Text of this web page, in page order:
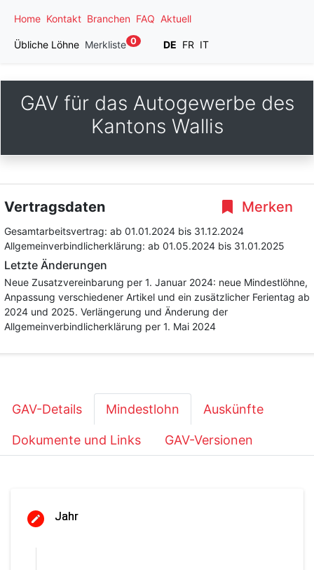
Home Kontakt Branchen FAQ Aktuell
Übliche Löhne Merkliste 0 DE FR IT
GAV für das Autogewerbe des
Kantons Wallis
Merken
Vertragsdaten
Gesamtarbeitsvertrag: ab 01.01.2024 bis 31.12.2024
Allgemeinverbindlicherklärung: ab 01.05.2024 bis 31.01.2025
Letzte Änderungen
Neue Zusatzvereinbarung per 1. Januar 2024: neue Mindestlöhne,
Anpassung verschiedener Artikel und ein zusätzlicher Ferientag ab
2024 und 2025. Verlängerung und Änderung der
Allgemeinverbindlicherklärung per 1. Mai 2024
GAV-Details Mindestlohn Auskünfte
Dokumente und Links GAV-Versionen
Jahr